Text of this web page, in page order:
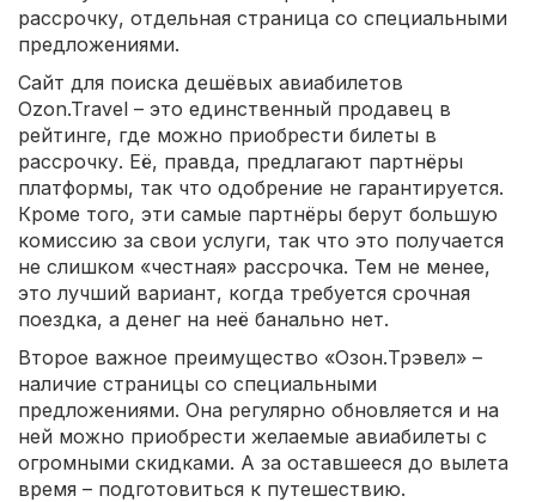
рассрочку, отдельная страница со специальными
предложениями.
Сайт для поиска дешёвых авиабилетов
Ozon.Travel – это единственный продавец в
рейтинге, где можно приобрести билеты в
рассрочку. Её, правда, предлагают партнёры
платформы, так что одобрение не гарантируется.
Кроме того, эти самые партнёры берут большую
комиссию за свои услуги, так что это получается
не слишком «честная» рассрочка. Тем не менее,
это лучший вариант, когда требуется срочная
поездка, а денег на неё банально нет.
Второе важное преимущество «Озон.Трэвел» –
наличие страницы со специальными
предложениями. Она регулярно обновляется и на
ней можно приобрести желаемые авиабилеты с
огромными скидками. А за оставшееся до вылета
время – подготовиться к путешествию.